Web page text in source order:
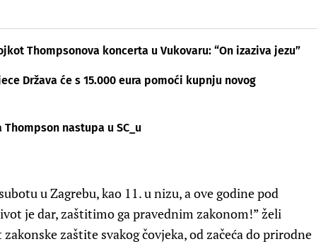
Thompsonova koncerta u Vukovaru: “On izaziva jezu”
Država će s 15.000 eura pomoći kupnju novog
nastupa u SC_u
u Zagrebu, kao 11. u nizu, a ove godine pod
je dar, zaštitimo ga pravednim zakonom!” želi
zaštite svakog čovjeka, od začeća do prirodne